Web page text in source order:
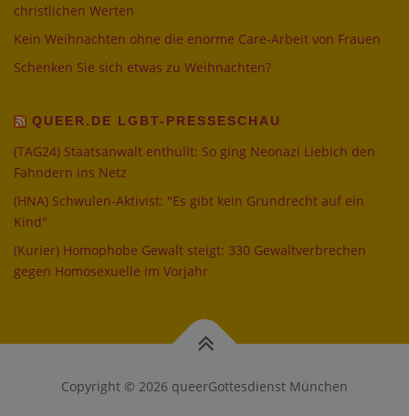
christlichen Werten
Kein Weihnachten ohne die enorme Care-Arbeit von Frauen
Schenken Sie sich etwas zu Weihnachten?
QUEER.DE LGBT-PRESSESCHAU
(TAG24) Staatsanwalt enthüllt: So ging Neonazi Liebich den
Fahndern ins Netz
(HNA) Schwulen-Aktivist: "Es gibt kein Grundrecht auf ein
Kind"
(Kurier) Homophobe Gewalt steigt: 330 Gewaltverbrechen
gegen Homosexuelle im Vorjahr
Copyright © 2026 queerGottesdienst München